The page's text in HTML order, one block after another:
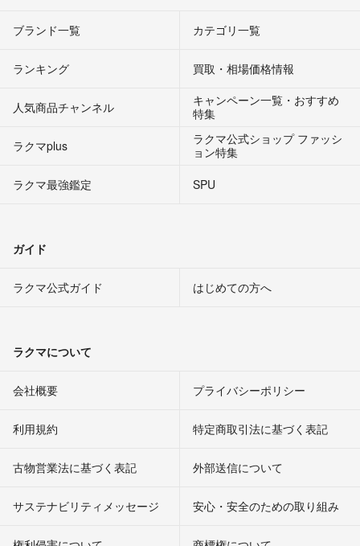
ブランド一覧 カテゴリ一覧
ランキング 買取・相場価格情報
人気商品チャンネル
キャンペーン一覧・おすすめ
特集
ラクマplus
ラクマ公式ショップ ファッシ
ョン特集
ラクマ最強鑑定
SPU
ガイド
ラクマ公式ガイド はじめての方へ
ラクマについて
会社概要 プライバシーポリシー
利用規約 特定商取引法に基づく表記
古物営業法に基づく表記 外部送信について
サステナビリティメッセージ 安心・安全のための取り組み